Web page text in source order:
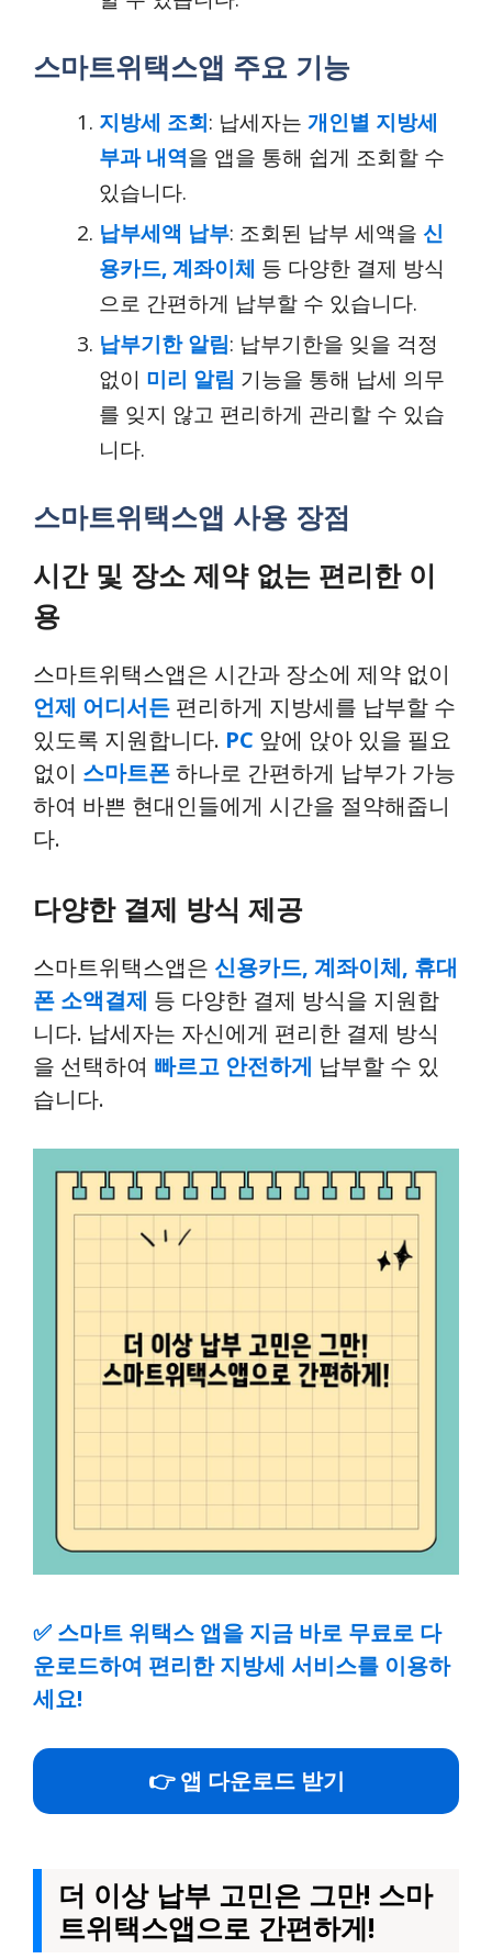
스마트위택스앱 주요 기능
지방세 조회: 납세자는 개인별 지방세
부과 내역을 앱을 통해 쉽게 조회할 수
있습니다.
납부세액 납부: 조회된 납부 세액을 신
용카드, 계좌이체 등 다양한 결제 방식
으로 간편하게 납부할 수 있습니다.
납부기한 알림: 납부기한을 잊을 걱정
없이 미리 알림 기능을 통해 납세 의무
를 잊지 않고 편리하게 관리할 수 있습
니다.
스마트위택스앱 사용 장점
시간 및 장소 제약 없는 편리한 이
용
스마트위택스앱은 시간과 장소에 제약 없이
언제 어디서든 편리하게 지방세를 납부할 수
있도록 지원합니다. PC 앞에 앉아 있을 필요
없이 스마트폰하나로 간편하게 납부가 가능
하여 바쁜 현대인들에게 시간을 절약해줍니
다.
다양한 결제 방식 제공
스마트위택스앱은 신용카드, 계좌이체, 휴대
폰 소액결제 등 다양한 결제 방식을 지원합
니다. 납세자는 자신에게 편리한 결제 방식
을 선택하여 빠르고 안전하게 납부할 수 있
습니다.
✅ 스마트 위택스 앱을 지금 바로 무료로 다
운로드하여 편리한 지방세 서비스를 이용하
세요!
👉 앱 다운로드 받기
더 이상 납부 고민은 그만! 스마
트위택스앱으로 간편하게!